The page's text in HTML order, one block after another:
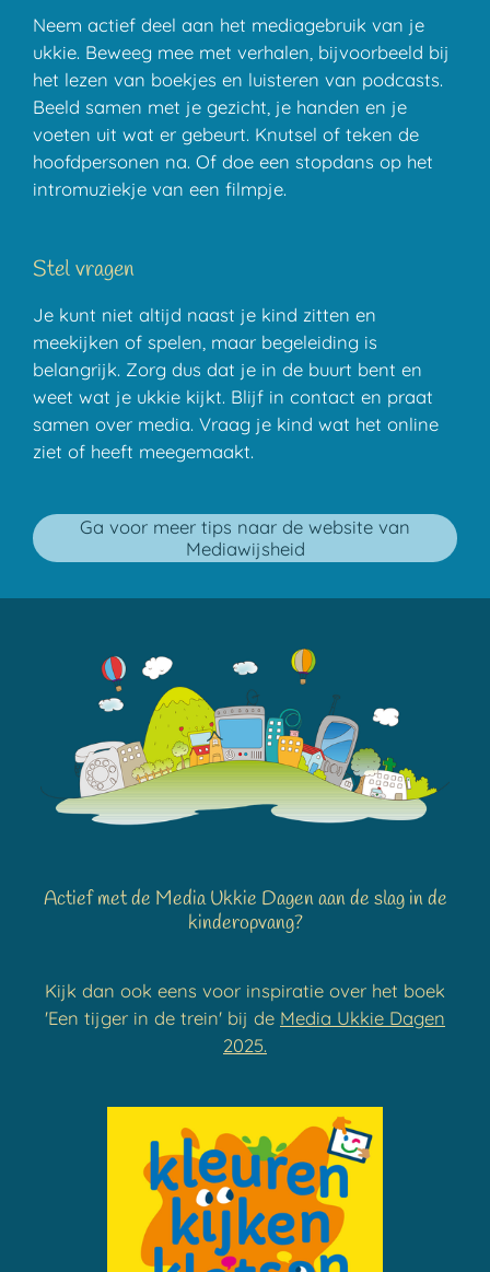
Neem actief deel aan het mediagebruik van je
ukkie. Beweeg mee met verhalen, bijvoorbeeld bij
het lezen van boekjes en luisteren van podcasts.
Beeld samen met je gezicht, je handen en je
voeten uit wat er gebeurt. Knutsel of teken de
hoofdpersonen na. Of doe een stopdans op het
intromuziekje van een filmpje.
Stel vragen
Je kunt niet altijd naast je kind zitten en
meekijken of spelen, maar begeleiding is
belangrijk. Zorg dus dat je in de buurt bent en
weet wat je ukkie kijkt. Blijf in contact en praat
samen over media. Vraag je kind wat het online
ziet of heeft meegemaakt.
Ga voor meer tips naar de website van
Mediawijsheid
Actief met de Media Ukkie Dagen aan de slag in de
kinderopvang?
Kijk dan ook eens voor inspiratie over het boek
'Een tijger in de trein' bij de Media Ukkie Dagen
2025.